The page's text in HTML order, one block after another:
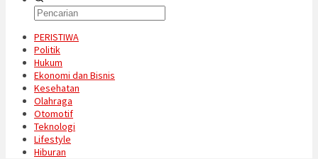
PERISTIWA
Politik
Hukum
Ekonomi dan Bisnis
Kesehatan
Olahraga
Otomotif
Teknologi
Lifestyle
Hiburan